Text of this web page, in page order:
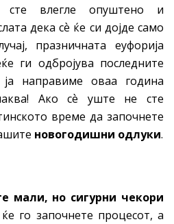
влегле опуштено и
дека сѐ ќе си дојде само
празничната еуфорија
ги одбројува последните
направиме оваа година
Ако сѐ уште не сте
време да започнете
новогодишни одлуки.
мали, но сигурни чекори
го започнете процесот, а